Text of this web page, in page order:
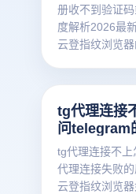
册收不到验证
度解析2026最
云登指纹浏览
tg代理连接
问telegram
tg代理连接不
代理连接失败
云登指纹浏览